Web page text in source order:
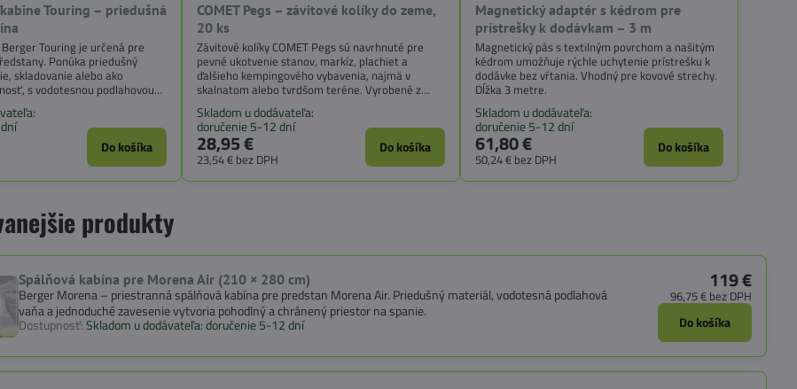
Touring – priedušná
Touring je určená pre
Ponúka priedušný
skladovanie alebo ako
s vodotesnou podlahovou
vstupom.
Do košíka
COMET Pegs – závitové kolíky do zeme,
20 ks
Závitové kolíky COMET Pegs sú navrhnuté pre
pevné ukotvenie stanov, markíz, plachiet a
ďalšieho kempingového vybavenia, najmä v
skalnatom alebo tvrdšom teréne. Vyrobené z
kvalitnej kalenej ocele, poskytujú vysokú odolnosť
a spoľahlivosť aj v náročných podmienkach.
Skladom u dodávateľa:
doručenie 5-12 dní
28,95 €
23,54 € bez DPH
Do košíka
Magnetický adaptér s kédrom pre
prístrešky k dodávkam – 3 m
Magnetický pás s textilným povrchom a našitým
kédrom umožňuje rýchle uchytenie prístrešku k
dodávke bez vŕtania. Vhodný pre kovové strechy.
Dĺžka 3 metre.
Skladom u dodávateľa:
doručenie 5-12 dní
61,80 €
50,24 € bez DPH
Do košíka
produkty
Spálňová kabína pre Morena Air (210 × 280 cm)
Berger Morena – priestranná spálňová kabína pre predstan Morena Air. Priedušný materiál, vodotesná podlahová
vaňa a jednoduché zavesenie vytvoria pohodlný a chránený priestor na spanie.
Dostupnosť:Skladom u dodávateľa: doručenie 5-12 dní
119 €
96,75 € bez DPH
Do košíka